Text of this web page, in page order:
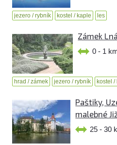
jezero / rybník kostel / kaple les
Zámek
0 - 1
hrad / zámek jezero / rybník kostel /
Paštiky,
malebné
25 - 30